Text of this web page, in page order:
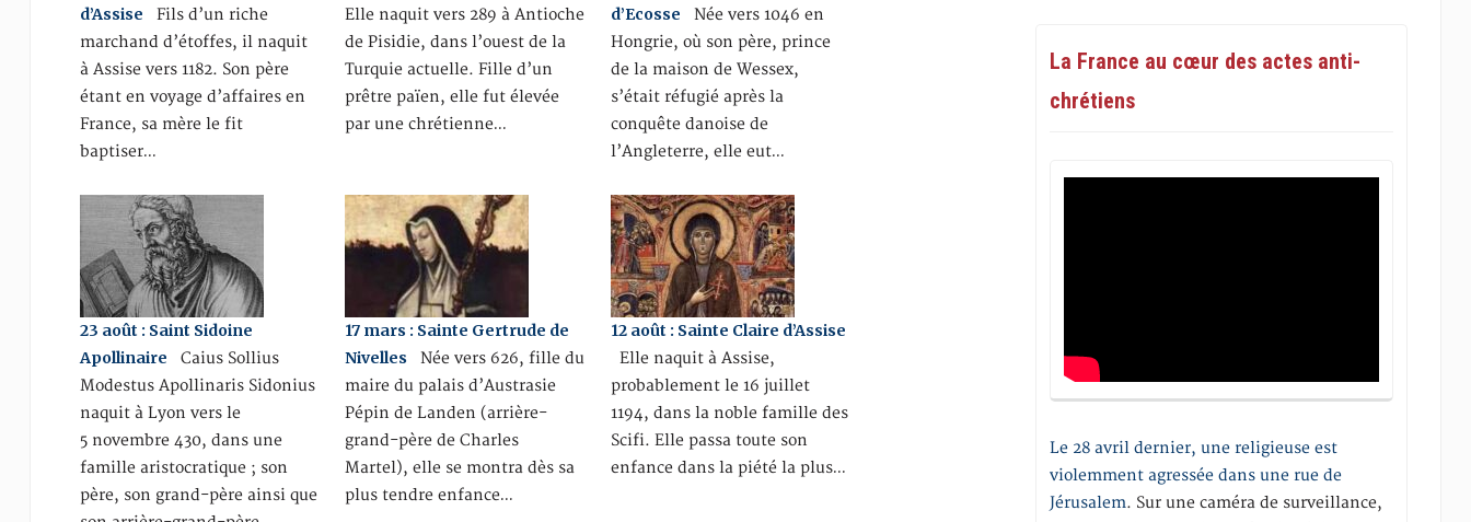
d’Assise Fils d’un riche
marchand d’étoffes, il naquit
à Assise vers 1182. Son père
étant en voyage d’affaires en
France, sa mère le fit
baptiser…
Elle naquit vers 289 à Antioche
de Pisidie, dans l’ouest de la
Turquie actuelle. Fille d’un
prêtre païen, elle fut élevée
par une chrétienne…
d’Ecosse Née vers 1046 en
Hongrie, où son père, prince
de la maison de Wessex,
s’était réfugié après la
conquête danoise de
l’Angleterre, elle eut…
23 août : Saint Sidoine
Apollinaire Caius Sollius
Modestus Apollinaris Sidonius
naquit à Lyon vers le
5 novembre 430, dans une
famille aristocratique ; son
père, son grand-père ainsi que
17 mars : Sainte Gertrude de
Nivelles Née vers 626, fille du
maire du palais d’Austrasie
Pépin de Landen (arrière-
grand-père de Charles
Martel), elle se montra dès sa
plus tendre enfance…
12 août : Sainte Claire d’Assise
Elle naquit à Assise,
probablement le 16 juillet
1194, dans la noble famille des
Scifi. Elle passa toute son
enfance dans la piété la plus…
La France au cœur des actes anti-
chrétiens
Le 28 avril dernier, une religieuse est
violemment agressée dans une rue de
Jérusalem. Sur une caméra de surveillance,